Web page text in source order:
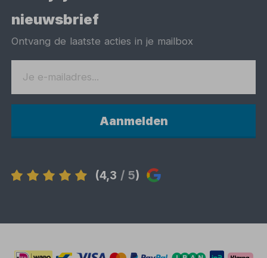
nieuwsbrief
Ontvang de laatste acties in je mailbox
Aanmelden
(4,3 / 5)